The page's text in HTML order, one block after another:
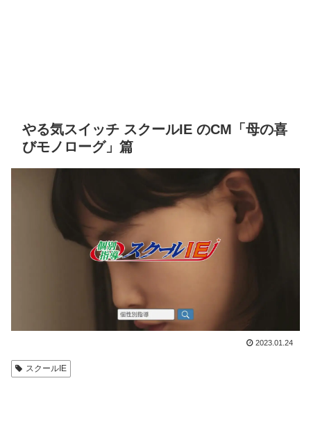
やる気スイッチ スクールIE のCM「母の喜
びモノローグ」篇
2023.01.24
スクールIE